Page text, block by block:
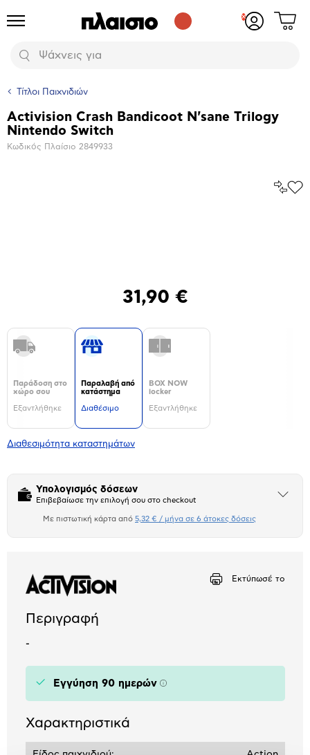
Προϊόντα
Αναζήτηση
Δες
Τίτλοι Παιχνιδιών
Βασικά
χαρακτηριστικά
Activision Crash Bandicoot N'sane Trilogy
Nintendo Switch
Κωδικός Πλαίσιο 2849933
31,90 €
Παράδοση στο
χώρο σου
Εξαντλήθηκε
Παραλαβή από
κατάστημα
Διαθέσιμο
BOX NOW
locker
Εξαντλήθηκε
Διαθεσιμότητα καταστημάτων
Υπολογισμός δόσεων
Επιβεβαίωσε την επιλογή σου στο checkout
Άνοιξε
Με πιστωτική κάρτα από 5,32 € / μήνα σε 6 άτοκες δόσεις
Εκτύπωσέ το
Περιγραφή
-
Εγγύηση 90 ημερών Πληροφορίες
Χαρακτηριστικά